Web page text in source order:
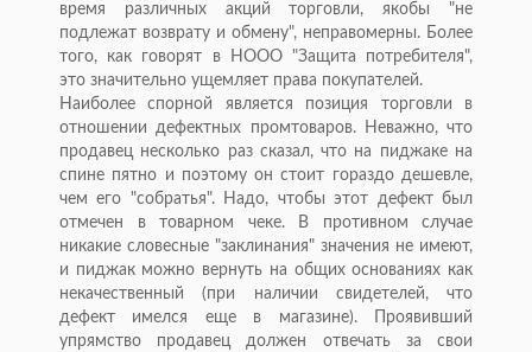
время различных акций торговли, якобы "не
подлежат возврату и обмену", неправомерны. Более
того, как говорят в НООО "Защита потребителя",
это значительно ущемляет права покупателей.
Наиболее спорной является позиция торговли в
отношении дефектных промтоваров. Неважно, что
продавец несколько раз сказал, что на пиджаке на
спине пятно и поэтому он стоит гораздо дешевле,
чем его "собратья". Надо, чтобы этот дефект был
отмечен в товарном чеке. В противном случае
никакие словесные "заклинания" значения не имеют,
и пиджак можно вернуть на общих основаниях как
некачественный (при наличии свидетелей, что
дефект имелся еще в магазине). Проявивший
упрямство продавец должен отвечать за свои